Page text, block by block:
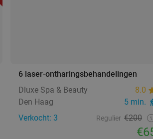
6 laser-ontharingsbehandelingen
Dluxe Spa & Beauty
8.0
Den Haag
5 min.
Verkocht: 3
Regulier €200